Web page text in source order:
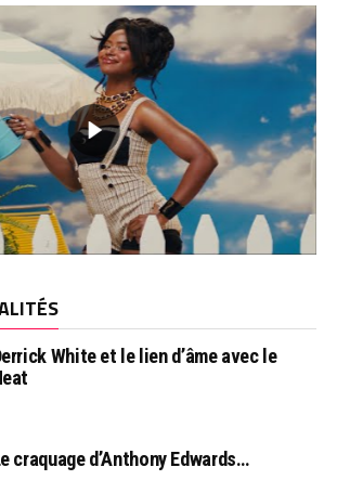
White et le lien d’âme avec le
craquage d’Anthony Edwards…